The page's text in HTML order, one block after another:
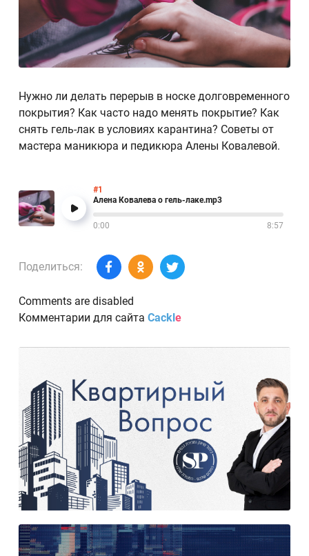
Нужно ли делать перерыв в носке долговременного
покрытия? Как часто надо менять покрытие? Как
снять гель-лак в условиях карантина? Советы от
мастера маникюра и педикюра Алены Ковалевой.
#1
Алена Ковалева о гель-лаке.mp3
0:00 8:57
Поделиться:
Comments are disabled
Комментарии для сайта Cackl e